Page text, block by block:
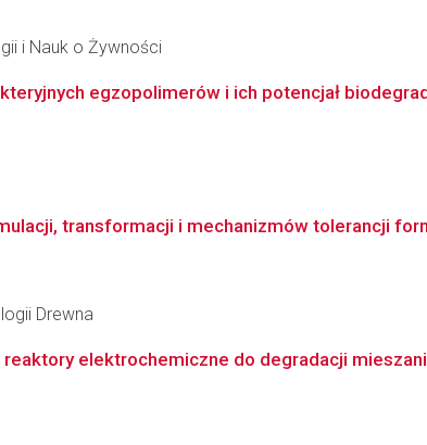
i Nauk o Żywności
egzopolimerów i ich potencjał
transformacji i mechanizmów tolerancji
Drewna
elektrochemiczne do degradacji